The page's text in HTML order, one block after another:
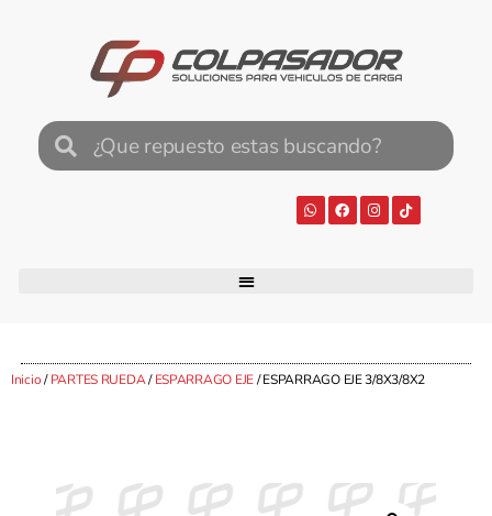
Inicio/PARTES RUEDA/ESPARRAGO EJE/ ESPARRAGO EJE 3/8X3/8X2